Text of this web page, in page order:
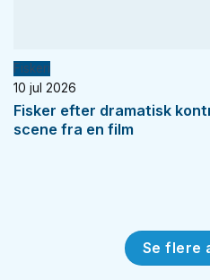
Fiskeri
10 jul 2026
Fisker efter dramatisk
scene fra en film
Se flere